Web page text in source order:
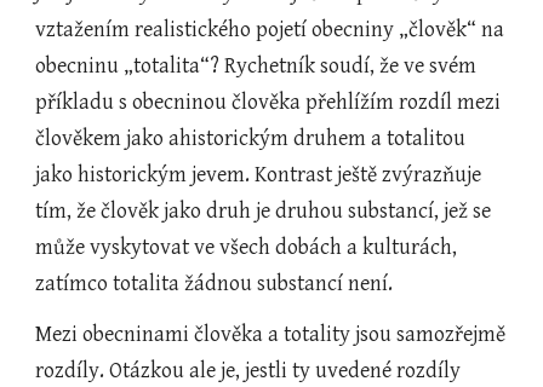
vztažením realistického pojetí obecniny „člověk“ na
obecninu „totalita“? Rychetník soudí, že ve svém
příkladu s obecninou člověka přehlížím rozdíl mezi
člověkem jako ahistorickým druhem a totalitou
jako historickým jevem. Kontrast ještě zvýrazňuje
tím, že člověk jako druh je druhou substancí, jež se
může vyskytovat ve všech dobách a kulturách,
zatímco totalita žádnou substancí není.
Mezi obecninami člověka a totality jsou samozřejmě
rozdíly. Otázkou ale je, jestli ty uvedené rozdíly